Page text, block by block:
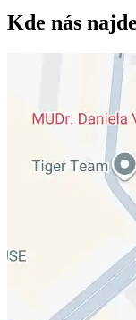
Kde nás